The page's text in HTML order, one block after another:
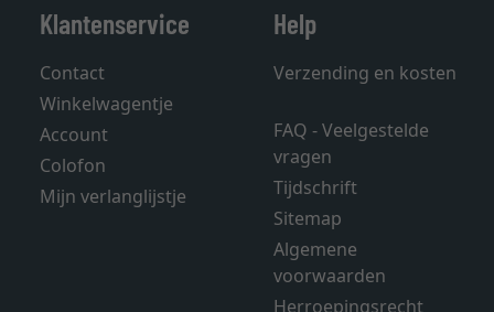
Klantenservice
Contact
Winkelwagentje
Account
Colofon
Mijn verlanglijstje
Help
Verzending en kosten
FAQ - Veelgestelde
vragen
Tijdschrift
Sitemap
Algemene
voorwaarden
Herroepingsrecht